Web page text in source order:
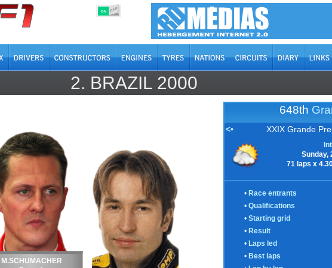
ON OFF
2. BRAZIL 2000
M.SCHUMACHER
648th
<• XXIX Grande
Sunday,
71 laps x
• Race entrants
• Qualifications
• Starting grid
• Result
• Laps led
• Best laps